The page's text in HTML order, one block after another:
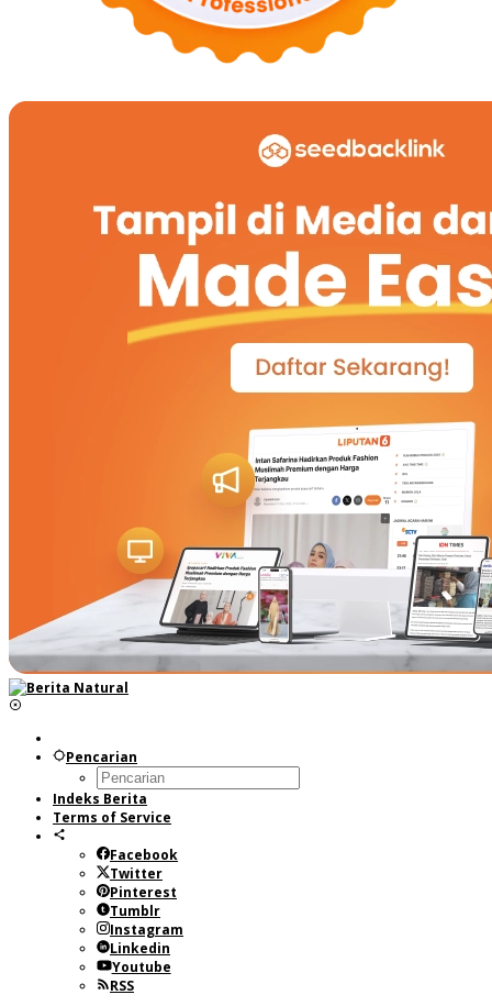
Pencarian
Indeks Berita
Terms of Service
Facebook
Twitter
Pinterest
Tumblr
Instagram
Linkedin
Youtube
RSS